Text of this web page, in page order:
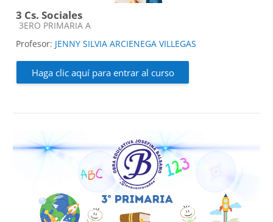
3 Cs. Sociales
Categoría de cursos
3ERO PRIMARIA A
Profesor: JENNY SILVIA ARCIENEGA VILLEGAS
Haga clic aquí para entrar al curso